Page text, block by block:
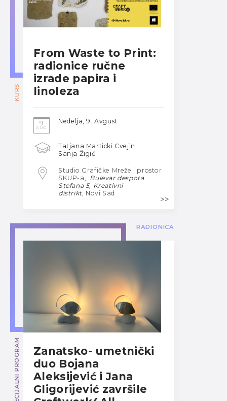
KURS
From Waste to Print:
radionice ručne
izrade papira i
linoleza
9
AUG
Nedelja, 9. Avgust
Tatjana Marticki Cvejin
Sanja Žigić
Studio Grafičke Mreže i prostor
SKUP-a, Bulevar despota
Stefana 5, Kreativni
distrikt, Novi Sad
RADIONICA
SPECIJALNI PROGRAM
Zanatsko- umetnički
duo Bojana
Aleksijević i Jana
Gligorijević završile